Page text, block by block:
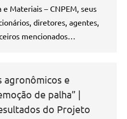
e Materiais – CNPEM, seus
diretores, agentes,
mencionados…
agronômicos e
de palha” |
do Projeto